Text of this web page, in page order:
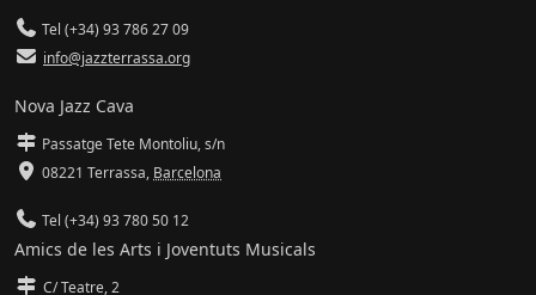
Tel (+34) 93 786 27 09
info@jazzterrassa.org
Nova Jazz Cava
Passatge Tete Montoliu, s/n
08221 Terrassa, Barcelona
Tel (+34) 93 780 50 12
Amics de les Arts i Joventuts Musicals
C/ Teatre, 2